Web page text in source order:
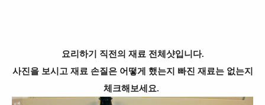
요리하기 직전의 재료 전체샷입니다.
사진을 보시고 재료 손질은 어떻게 했는지 빠진 재료는 없는지
체크해보세요.